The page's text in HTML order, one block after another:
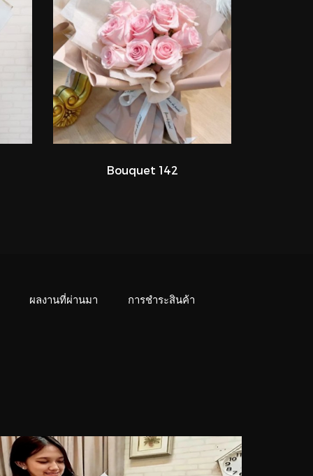
Bouquet 142
ผลงานที่ผ่านมา การชำระสินค้า